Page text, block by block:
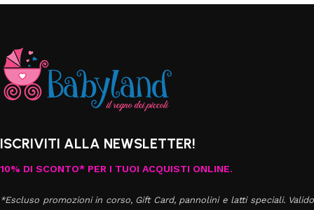
ISCRIVITI ALLA NEWSLETTER!
10% DI SCONTO* PER I TUOI ACQUISTI ONLINE.
*Escluso promozioni in corso, Gift Card, pannolini e latti speciali. Valido